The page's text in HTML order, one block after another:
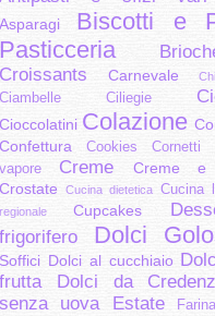
Asparagi
Biscotti e
Pasticceria
Croissants
Carnevale
Ciambelle Ciliegie
Cioccolatini Colazione
Confettura
Cookies Cornetti
vapore
Creme
Creme e
Crostate
Cucina dietetica Cucina
regionale
Cupcakes
frigorifero
Dolci
Soffici Dolci al cucchiaio
frutta
Dolci da
senza uova
Estate